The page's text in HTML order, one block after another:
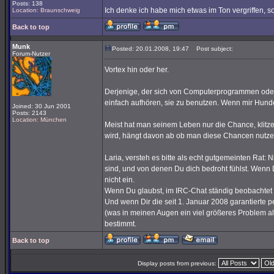
Posts: 138
Location: Braunschweig
Ich denke ich habe mich etwas im Ton vergriffen,
Back to top
Munk
Forum-Nutzer
Joined: 30 Jun 2001
Posts: 2143
Location: München
Posted: 20.01.2008, 19:47 Post subject:
Vortex hin oder her.
Derjenige, der sich von Computerprogrammen
einfach aufhören, sie zu benutzen. Wenn mir
Meist hat man seinem Leben nur die Chance,
wird, hängt davon ab ob man diese Chancen
Laria, versteh es bitte als echt gutgemeinten Rat:
sind, und von denen Du dich bedroht fühlst.
nicht ein.
Wenn Du glaubst, im IRC-Chat ständig
Und wenn Dir die seit 1. Januar 2008 garantierte
(was in meinen Augen ein viel größeres Problem
bestimmt.
Back to top
Display posts from previous: